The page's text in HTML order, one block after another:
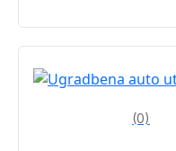
(0)